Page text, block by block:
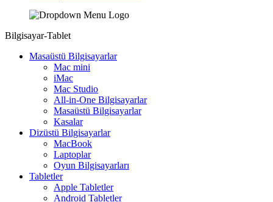
Bilgisayar-Tablet
Masaüstü Bilgisayarlar
Mac mini
iMac
Mac Studio
All-in-One Bilgisayarlar
Masaüstü Bilgisayarlar
Kasalar
Dizüstü Bilgisayarlar
MacBook
Laptoplar
Oyun Bilgisayarları
Tabletler
Apple Tabletler
Android Tabletler